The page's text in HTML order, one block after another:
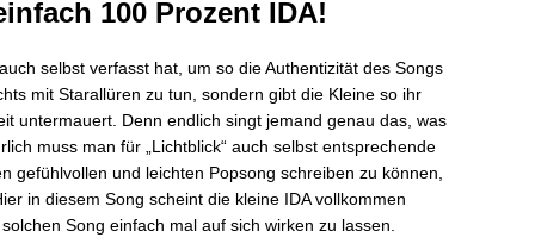
100 Prozent IDA!
selbst verfasst hat, um so die Authentizität des Songs
mit Starallüren zu tun, sondern gibt die Kleine so ihr
untermauert. Denn endlich singt jemand genau das, was
muss man für „Lichtblick“ auch selbst entsprechende
gefühlvollen und leichten Popsong schreiben zu können,
in diesem Song scheint die kleine IDA vollkommen
Song einfach mal auf sich wirken zu lassen.